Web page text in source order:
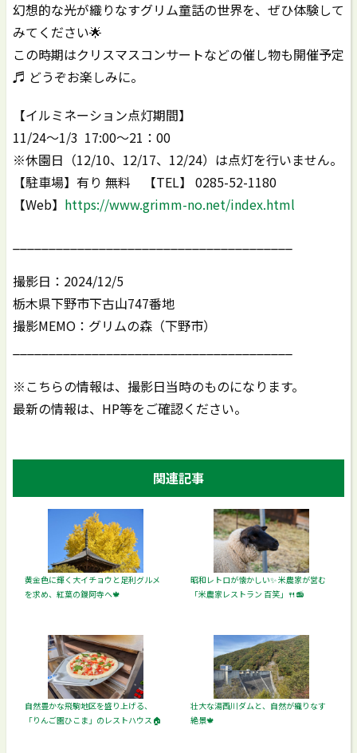
幻想的な光が織りなすグリム童話の世界を、ぜひ体験して
みてください🌟
この時期はクリスマスコンサートなどの催し物も開催予定
♬ どうぞお楽しみに。
【イルミネーション点灯期間】
11/24～1/3 17:00〜21：00
※休園日（12/10、12/17、12/24）は点灯を行いません。
【駐車場】有り 無料 【TEL】 0285-52-1180
【Web】 https://www.grimm-no.net/index.html
撮影日：2024/12/5
栃木県下野市下古山747番地
撮影MEMO：グリムの森（下野市）
※こちらの情報は、撮影日当時のものになります。
最新の情報は、HP等をご確認ください。
関連記事
黄金色に輝く大イチョウと足利グルメ
を求め、紅葉の鑁阿寺へ🍁
昭和レトロが懐かしい✨ 米農家が営む
「米農家レストラン 百笑」🍴📻️
自然豊かな飛駒地区を盛り上げる、
「りんご園ひこま」のレストハウス🏠️
壮大な湯西川ダムと、自然が織りなす
絶景🍁